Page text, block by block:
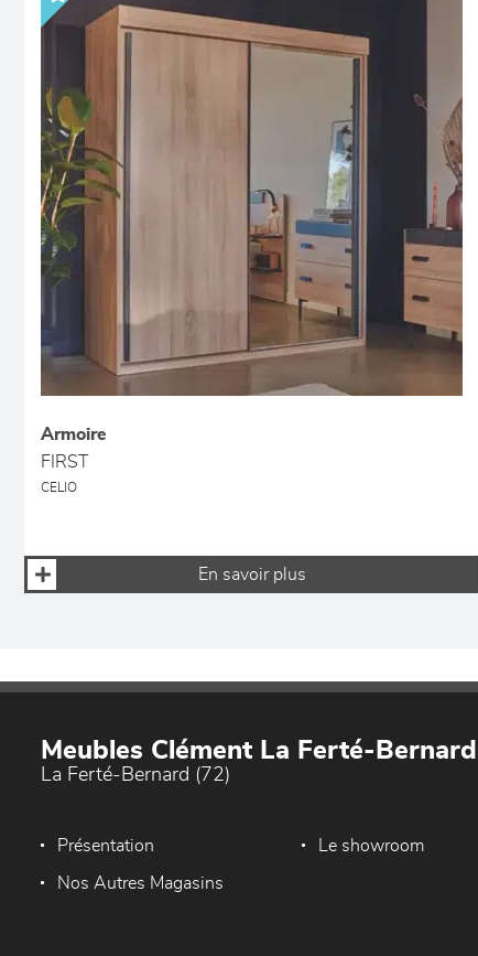
Armoire
FIRST
CELIO
En savoir plus
Meubles Clément La Ferté-Bernard
La Ferté-Bernard (72)
Présentation Le showroom
Nos Autres Magasins